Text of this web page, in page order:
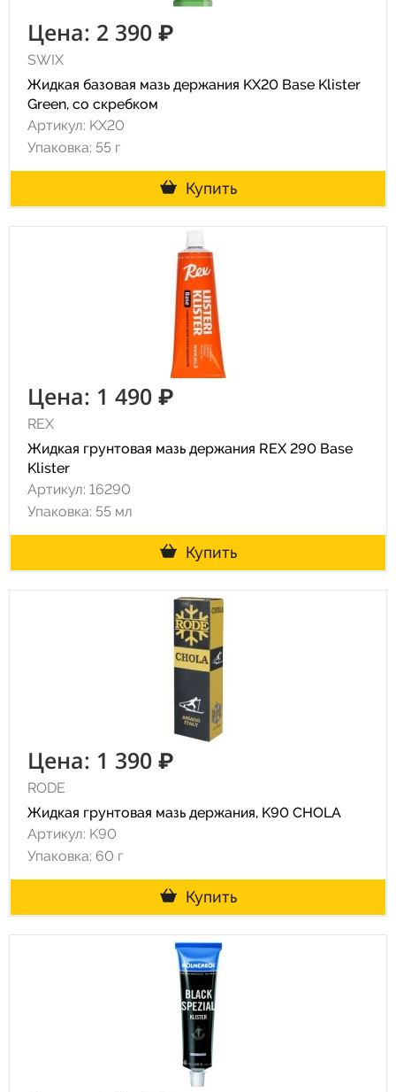
Цена: 2 390 ₽
SWIX
Жидкая базовая мазь держания KX20 Base Klister
Green, со скребком
Артикул: KX20
Упаковка: 55 г
Купить
Цена: 1 490 ₽
REX
Жидкая грунтовая мазь держания REX 290 Base
Klister
Артикул: 16290
Упаковка: 55 мл
Купить
Цена: 1 390 ₽
RODE
Жидкая грунтовая мазь держания, K90 CHOLA
Артикул: K90
Упаковка: 60 г
Купить